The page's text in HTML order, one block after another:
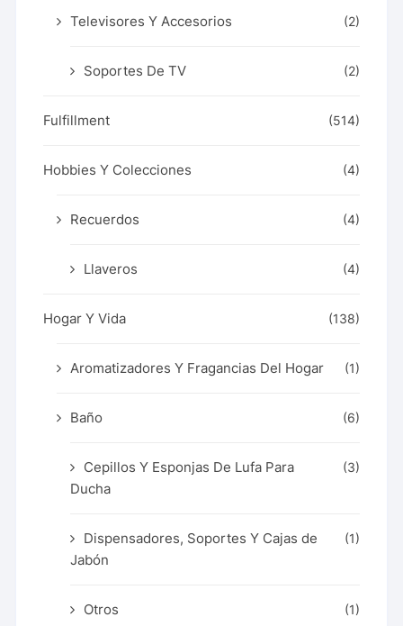
Televisores Y Accesorios (2)
Soportes De TV (2)
Fulfillment (514)
Hobbies Y Colecciones (4)
Recuerdos (4)
Llaveros (4)
Hogar Y Vida (138)
Aromatizadores Y Fragancias Del Hogar (1)
Baño (6)
Cepillos Y Esponjas De Lufa Para
Ducha
(3)
Dispensadores, Soportes Y Cajas de
Jabón
(1)
Otros (1)